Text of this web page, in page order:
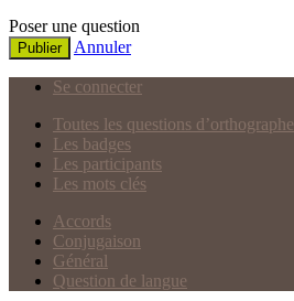
Poser une question
Publier Annuler
Se connecter
Toutes les questions d’orthographe
Les badges
Les participants
Les mots clés
Accords
Conjugaison
Général
Question de langue